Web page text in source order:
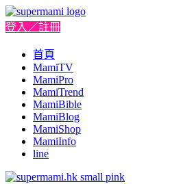
登入／註冊
首頁
MamiTV
MamiPro
MamiTrend
MamiBible
MamiBlog
MamiShop
MamiInfo
line